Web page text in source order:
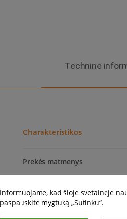
Techninė
Charakteristikos
Prekės matmenys
Tipas
Informuojame, kad šioje svetainėje
paspauskite mygtuką „Sutinku“.